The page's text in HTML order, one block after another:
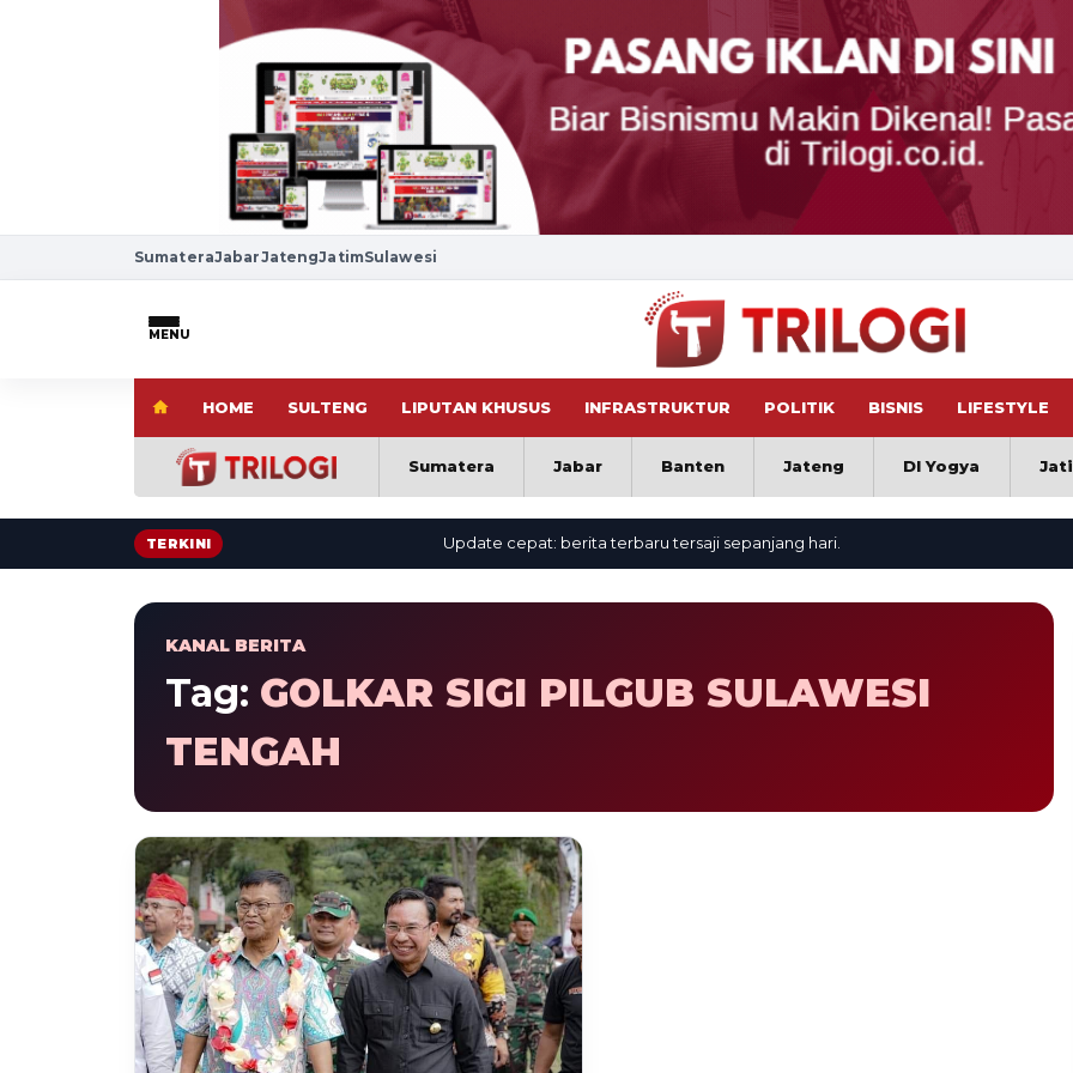
SumateraJabarJatengJatimSulawesi
MENU
HOME SULTENG LIPUTAN KHUSUS INFRASTRUKTUR POLITIK BISNIS LIFESTYLE
Sumatera Jabar Banten Jateng DI Yogya
TERKINI Update cepat: berita terbaru tersaji sepanjang hari.
KANAL BERITA
Tag: GOLKAR SIGI PILGUB SULAWESI
TENGAH